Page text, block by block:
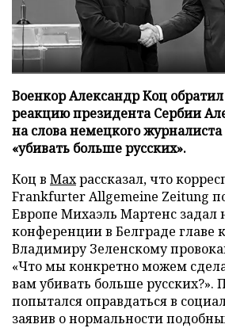
Военкор Александр Коц
реакцию президента Сербии
на слова немецкого журналиста
«убивать больше русских».
Коц в Махрассказал, что
Frankfurter Allgemeine Zeitung
Европе Михаэль Мартенс задал
конференции в Белграде главе
Владимиру Зеленскому
«Что мы конкретно можем
вам убивать больше русских?».
попытался оправдаться в
заявив о нормальности